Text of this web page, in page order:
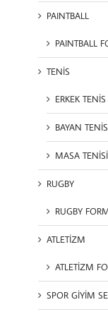
PAINTBALL
PAINTBALL
TENİS
ERKEK
BAYAN
MASA
RUGBY
RUGBY
ATLETİZM
ATLETİZM
SPOR GİYİM